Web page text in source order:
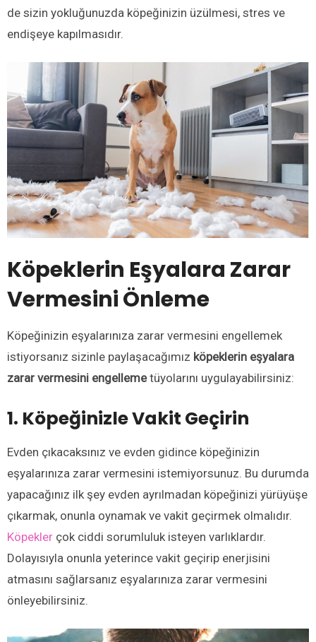
de sizin yokluğunuzda köpeğinizin üzülmesi, stres ve
endişeye kapılmasıdır.
Köpeklerin Eşyalara Zarar
Vermesini Önleme
Köpeğinizin eşyalarınıza zarar vermesini engellemek
istiyorsanız sizinle paylaşacağımız köpeklerin eşyalara
zarar vermesini engellemetüyolarını uygulayabilirsiniz:
1. Köpeğinizle Vakit Geçirin
Evden çıkacaksınız ve evden gidince köpeğinizin
eşyalarınıza zarar vermesini istemiyorsunuz. Bu durumda
yapacağınız ilk şey evden ayrılmadan köpeğinizi yürüyüşe
çıkarmak, onunla oynamak ve vakit geçirmek olmalıdır.
Köpekler çok ciddi sorumluluk isteyen varlıklardır.
Dolayısıyla onunla yeterince vakit geçirip enerjisini
atmasını sağlarsanız eşyalarınıza zarar vermesini
önleyebilirsiniz.